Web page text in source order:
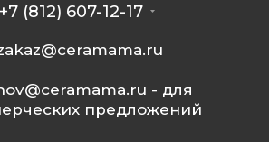
+7 (812) 607-12-17
- для
предложений